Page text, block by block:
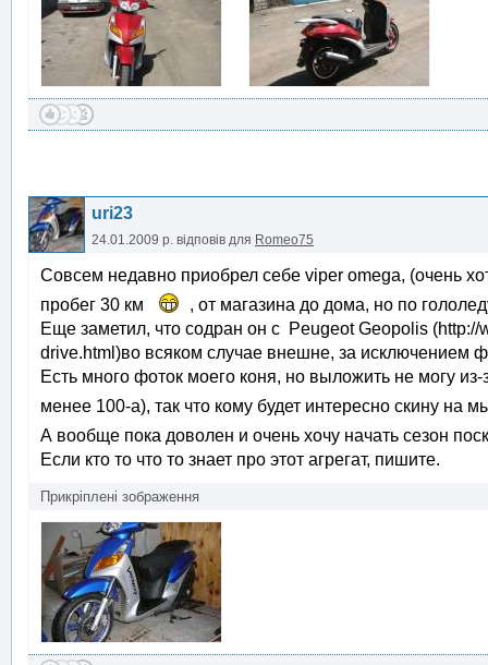
uri23
24.01.2009 р. відповів для Romeo75
Совсем недавно приобрел себе viper omega, (очень
пробег 30 км
, от магазина до дома, но по
Еще заметил, что содран он с Peugeot Geopolis
drive.html)во всяком случае внешне, за исключением
Есть много фоток моего коня, но выложить не могу
менее 100-а), так что кому будет интересно скину на
А вообще пока доволен и очень хочу начать сезон
Если кто то что то знает про этот агрегат, пишите.
Прикріплені зображення